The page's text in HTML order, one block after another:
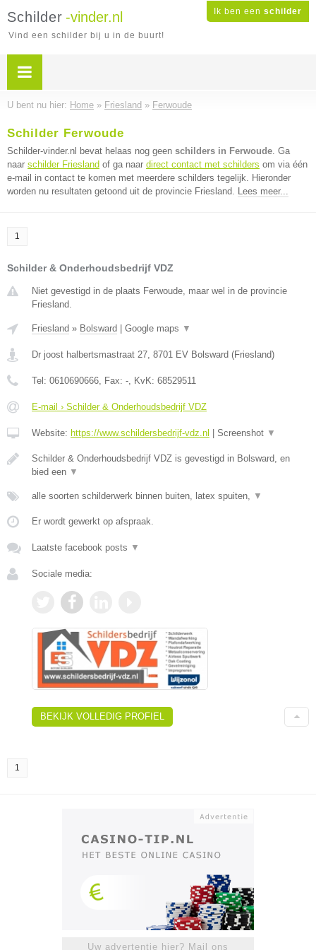
Ik ben een schilder
Schilder -vinder.nl
Vind een schilder bij u in de buurt!
U bent nu hier: Home » Friesland » Ferwoude
Schilder Ferwoude
Schilder-vinder.nl bevat helaas nog geen schilders in Ferwoude. Ga
naar schilder Friesland of ga naar direct contact met schilders om via één
e-mail in contact te komen met meerdere schilders tegelijk. Hieronder
worden nu resultaten getoond uit de provincie Friesland. Lees meer...
1
Schilder & Onderhoudsbedrijf VDZ
Niet gevestigd in de plaats Ferwoude, maar wel in de provincie
Friesland.
Friesland » Bolsward Google maps ▼
Dr joost halbertsmastraat 27, 8701 EV Bolsward (Friesland)
Tel: 0610690666, Fax: -, KvK: 68529511
E-mail › Schilder & Onderhoudsbedrijf VDZ
Website: https://www.schildersbedrijf-vdz.nl Screenshot ▼
Schilder & Onderhoudsbedrijf VDZ is gevestigd in Bolsward, en
bied een ▼
alle soorten schilderwerk binnen buiten, latex spuiten, ▼
Er wordt gewerkt op afspraak.
Laatste facebook posts ▼
Sociale media:
BEKIJK VOLLEDIG PROFIEL
1
Uw advertentie hier? Mail ons